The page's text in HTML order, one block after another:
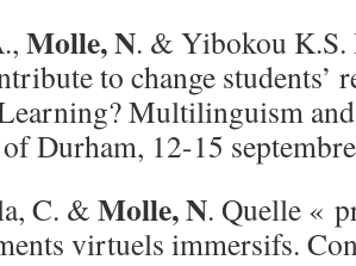
Molle, N. & Yibokou K.S.
to change students’
Multilinguism
Durham, 12-15
C. & Molle, N. Quelle «
virtuels immersifs.